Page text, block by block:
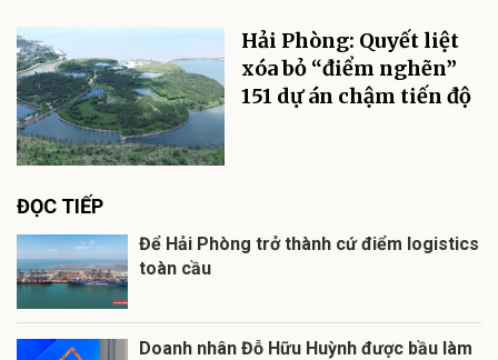
Hải Phòng: Quyết liệt
xóa bỏ “điểm nghẽn”
151 dự án chậm tiến độ
ĐỌC TIẾP
Để Hải Phòng trở thành cứ điểm logistics
toàn cầu
Doanh nhân Đỗ Hữu Huỳnh được bầu làm